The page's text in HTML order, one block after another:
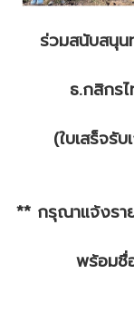
ร่วมสนับสนุ
ธ.กสิกร
(ใบเสร็จรั
** กรุณาแจ้งรา
พร้อมชื่